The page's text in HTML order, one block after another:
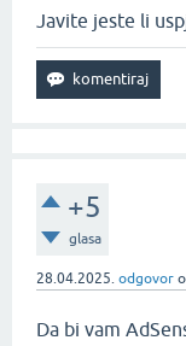
Javite jeste li
+5
glasa
28.04.2025. odgovor
Da bi vam